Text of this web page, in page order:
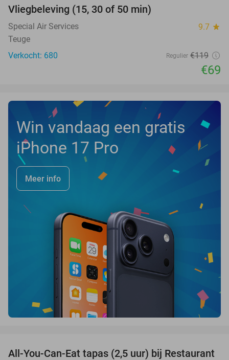
NEW
TODAY
Vliegbeleving (15, 30 of 50 min)
Special Air Services 9.7 star
Teuge
Verkocht: 680
Regulier €119
€69
Win vandaag een gratis
iPhone 17 Pro
Meer info
All-You-Can-Eat tapas (2,5 uur) bij Restaurant